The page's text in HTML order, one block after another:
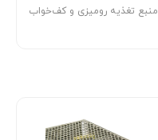
منبع تغذیه رومیزی و کف‌خواب